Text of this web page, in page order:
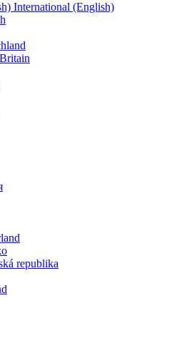
International (English)
republika